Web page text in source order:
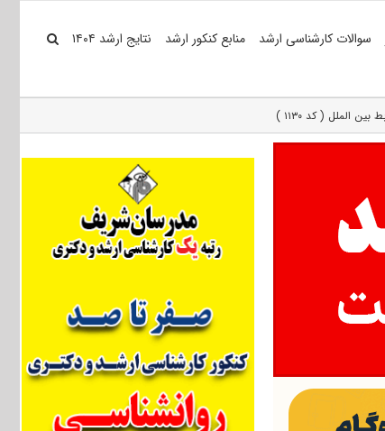
سوالات کارشناسی ارشد منابع کنکور ارشد نتایج ارشد ۱۴۰۴